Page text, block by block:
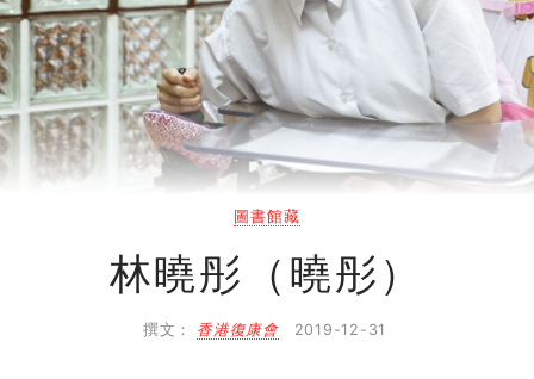
同行社區伙伴
搜尋自助組織
SHO專題
媒體報導
圖書館藏
林曉彤（曉彤）
撰文： 香港復康會 2019-12-31